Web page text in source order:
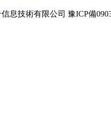
息技術有限公司 豫ICP備